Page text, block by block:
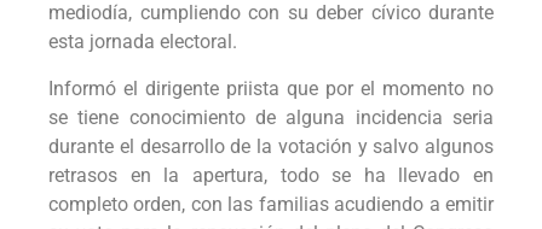
mediodía, cumpliendo con su deber cívico durante
esta jornada electoral.
Informó el dirigente priista que por el momento no
se tiene conocimiento de alguna incidencia seria
durante el desarrollo de la votación y salvo algunos
retrasos en la apertura, todo se ha llevado en
completo orden, con las familias acudiendo a emitir